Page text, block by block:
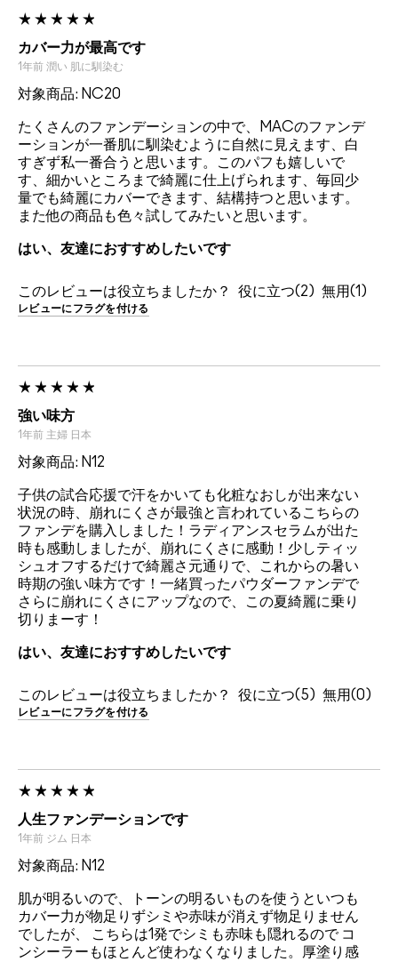
カバー力が最高です
1年前 潤い 肌に馴染む
対象商品: NC20
たくさんのファンデーションの中で、MACのファンデ
ーションが一番肌に馴染むように自然に見えます、白
すぎず私一番合うと思います。このパフも嬉しいで
す、細かいところまで綺麗に仕上げられます、毎回少
量でも綺麗にカバーできます、結構持つと思います。
また他の商品も色々試してみたいと思います。
はい、友達におすすめしたいです
このレビューは役立ちましたか？ 2 1
レビューにフラグを付ける
強い味方
1年前 主婦 日本
対象商品: N12
子供の試合応援で汗をかいても化粧なおしが出来ない
状況の時、崩れにくさが最強と言われているこちらの
ファンデを購入しました！ラディアンスセラムが出た
時も感動しましたが、崩れにくさに感動！少しティッ
シュオフするだけで綺麗さ元通りで、これからの暑い
時期の強い味方です！一緒買ったパウダーファンデで
さらに崩れにくさにアップなので、この夏綺麗に乗り
切りまーす！
はい、友達におすすめしたいです
このレビューは役立ちましたか？ 5 0
レビューにフラグを付ける
人生ファンデーションです
1年前 ジム 日本
対象商品: N12
肌が明るいので、トーンの明るいものを使うといつも
カバー力が物足りずシミや赤味が消えず物足りません
でしたが、 こちらは1発でシミも赤味も隠れるので コ
ンシーラーもほとんど使わなくなりました。厚塗り感